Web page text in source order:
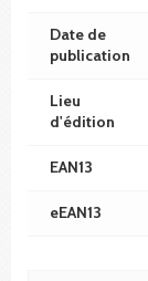
Date de
publication
Lieu
d'édition
EAN13
eEAN13